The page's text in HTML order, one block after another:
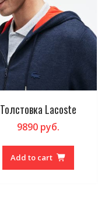
Толстовка Lacoste
9890руб.
Add to cart